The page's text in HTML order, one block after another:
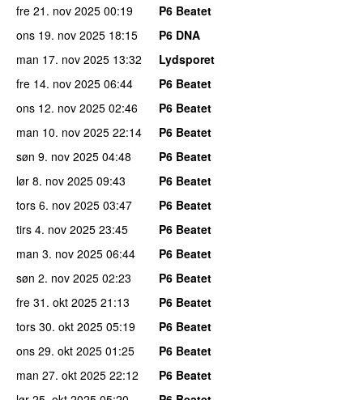
fre 21. nov 2025 00:19
P6 Beatet
ons 19. nov 2025 18:15
P6 DNA
man 17. nov 2025 13:32
Lydsporet
fre 14. nov 2025 06:44
P6 Beatet
ons 12. nov 2025 02:46
P6 Beatet
man 10. nov 2025 22:14
P6 Beatet
søn 9. nov 2025 04:48
P6 Beatet
lør 8. nov 2025 09:43
P6 Beatet
tors 6. nov 2025 03:47
P6 Beatet
tirs 4. nov 2025 23:45
P6 Beatet
man 3. nov 2025 06:44
P6 Beatet
søn 2. nov 2025 02:23
P6 Beatet
fre 31. okt 2025 21:13
P6 Beatet
tors 30. okt 2025 05:19
P6 Beatet
ons 29. okt 2025 01:25
P6 Beatet
man 27. okt 2025 22:12
P6 Beatet